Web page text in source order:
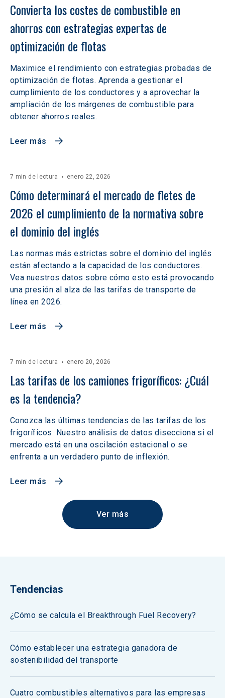
Convierta los costes de combustible en
ahorros con estrategias expertas de
optimización de flotas
Maximice el rendimiento con estrategias probadas de
optimización de flotas. Aprenda a gestionar el
cumplimiento de los conductores y a aprovechar la
ampliación de los márgenes de combustible para
obtener ahorros reales.
Leer más
7 min de lectura enero 22, 2026
Cómo determinará el mercado de fletes de
2026 el cumplimiento de la normativa sobre
el dominio del inglés
Las normas más estrictas sobre el dominio del inglés
están afectando a la capacidad de los conductores.
Vea nuestros datos sobre cómo esto está provocando
una presión al alza de las tarifas de transporte de
línea en 2026.
Leer más
7 min de lectura enero 20, 2026
Las tarifas de los camiones frigoríficos: ¿Cuál
es la tendencia?
Conozca las últimas tendencias de las tarifas de los
frigoríficos. Nuestro análisis de datos disecciona si el
mercado está en una oscilación estacional o se
enfrenta a un verdadero punto de inflexión.
Leer más
Ver más
Tendencias
¿Cómo se calcula el Breakthrough Fuel Recovery?
Cómo establecer una estrategia ganadora de
sostenibilidad del transporte
Cuatro combustibles alternativos para las empresas